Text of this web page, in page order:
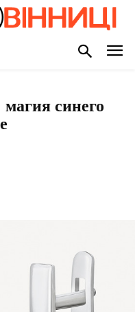
синего